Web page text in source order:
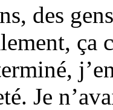
des
ça
Je